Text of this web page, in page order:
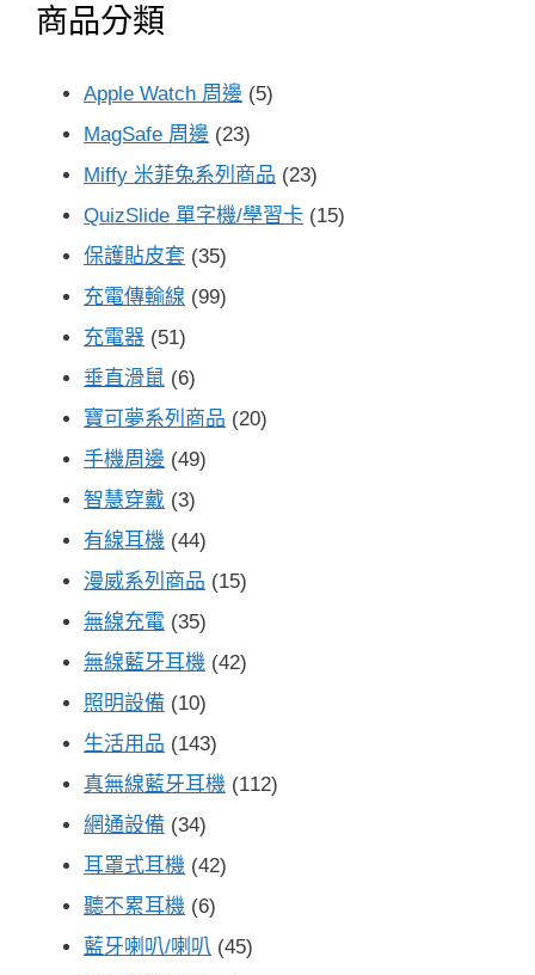
關
商品分類
Apple Watch 周邊 (5)
MagSafe 周邊 (23)
Miffy 米菲兔系列商品 (23)
QuizSlide 單字機/學習卡 (15)
保護貼皮套 (35)
充電傳輸線 (99)
充電器 (51)
垂直滑鼠 (6)
寶可夢系列商品 (20)
手機周邊 (49)
智慧穿戴 (3)
有線耳機 (44)
漫威系列商品 (15)
無線充電 (35)
無線藍牙耳機 (42)
照明設備 (10)
生活用品 (143)
真無線藍牙耳機 (112)
網通設備 (34)
耳罩式耳機 (42)
聽不累耳機 (6)
藍牙喇叭/喇叭 (45)